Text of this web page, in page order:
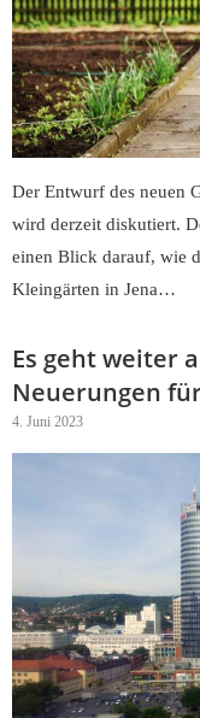
Der Entwurf des neuen
wird derzeit diskutiert.
einen Blick darauf, wie
Kleingärten in Jena…
Es geht weiter
Neuerungen
4. Juni 2023